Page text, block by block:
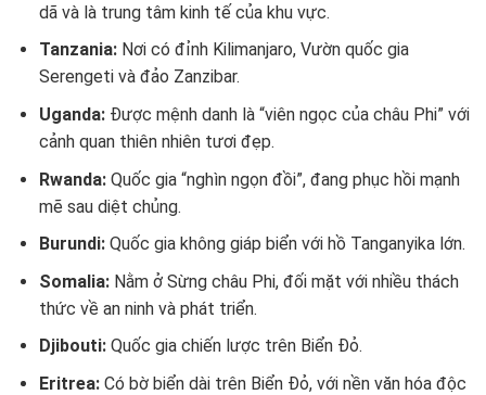
dã và là trung tâm kinh tế của khu vực.
Tanzania:Nơi có đỉnh Kilimanjaro, Vườn quốc gia
Serengeti và đảo Zanzibar.
Uganda:Được mệnh danh là “viên ngọc của châu Phi” với
cảnh quan thiên nhiên tươi đẹp.
Rwanda:Quốc gia “nghìn ngọn đồi”, đang phục hồi mạnh
mẽ sau diệt chủng.
Burundi:Quốc gia không giáp biển với hồ Tanganyika lớn.
Somalia:Nằm ở Sừng châu Phi, đối mặt với nhiều thách
thức về an ninh và phát triển.
Djibouti:Quốc gia chiến lược trên Biển Đỏ.
Eritrea:Có bờ biển dài trên Biển Đỏ, với nền văn hóa độc